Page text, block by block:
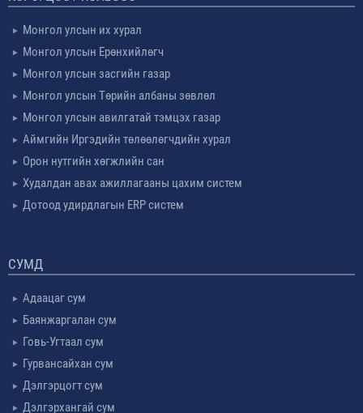
Монгол улсын их хурал
Монгол улсын Ерөнхийлөгч
Монгол улсын засгийн газар
Монгол улсын Төрийн албаны зөвлөл
Монгол улсын авилгатай тэмцэх газар
Аймгийн Иргэдийн төлөөлөгчдийн хурал
Орон нутгийн хөгжлийн сан
Худалдан авах ажиллагааны цахим систем
Дотоод удирдлагын ERP систем
СУМД
Адаацаг сум
Баянжаргалан сум
Говь-Угтаал сум
Гурвансайхан сум
Дэлгэрцогт сум
Дэлгэрхангай сум